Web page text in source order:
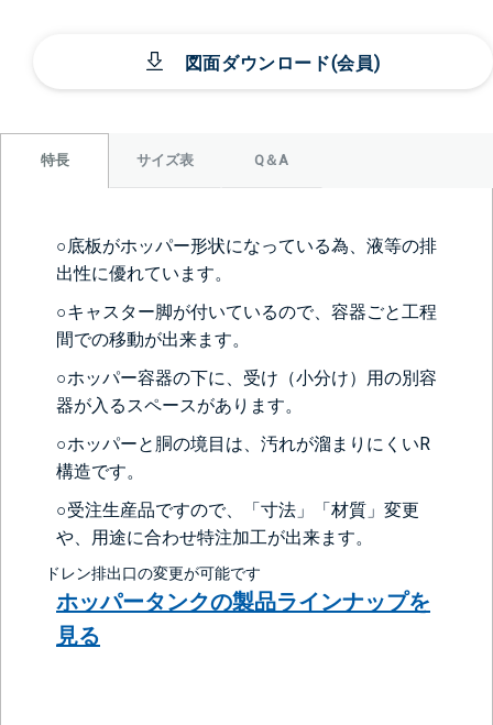
＞＞詳しくはこちらから
図面ダウンロード(会員)
特長 サイズ表 Q＆A
○底板がホッパー形状になっている為、液等の排
出性に優れています。
○キャスター脚が付いているので、容器ごと工程
間での移動が出来ます。
○ホッパー容器の下に、受け（小分け）用の別容
器が入るスペースがあります。
○ホッパーと胴の境目は、汚れが溜まりにくいR
構造です。
○受注生産品ですので、「寸法」「材質」変更
や、用途に合わせ特注加工が出来ます。
ドレン排出口の変更が可能です
ホッパータンクの製品ラインナップを
見る